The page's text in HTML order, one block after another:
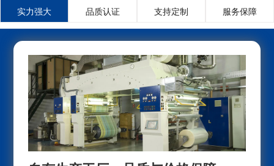
实力强大 品质认证 支持定制 服务保障